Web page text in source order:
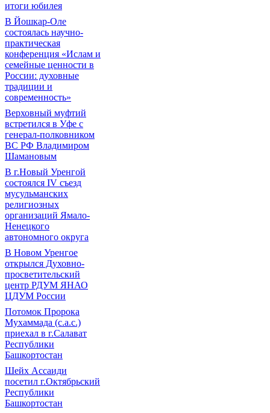
итоги юбилея
В Йошкар-Оле
состоялась научно-
практическая
конференция «Ислам и
семейные ценности в
России: духовные
традиции и
современность»
Верховный муфтий
встретился в Уфе с
генерал-полковником
ВС РФ Владимиром
Шамановым
В г.Новый Уренгой
состоялся IV съезд
мусульманских
религиозных
организаций Ямало-
Ненецкого
автономного округа
В Новом Уренгое
открылся Духовно-
просветительский
центр РДУМ ЯНАО
ЦДУМ России
Потомок Пророка
Мухаммада (с.а.с.)
приехал в г.Салават
Республики
Башкортостан
Шейх Ассаиди
посетил г.Октябрьский
Республики
Башкортостан